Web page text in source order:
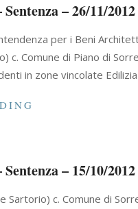
– 26/11/2012
per i Beni
Comune di Piano di
in zone vincolate Edilizia
– 15/10/
Sartorio) c. Comune di